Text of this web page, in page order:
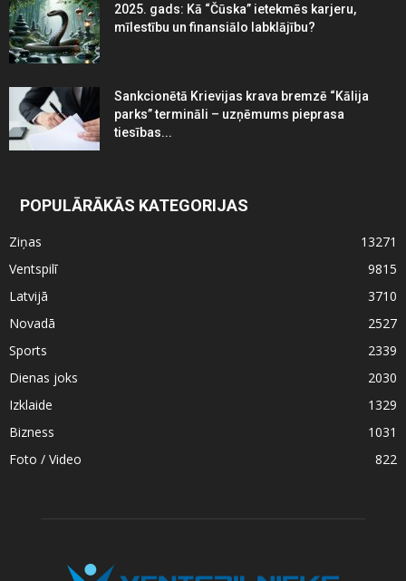
2025. gads: Kā “Čūska” ietekmēs karjeru,
mīlestību un finansiālo labklājību?
Sankcionētā Krievijas krava bremzē “Kālija
parks” termināli – uzņēmums pieprasa
tiesības...
POPULĀRĀKĀS KATEGORIJAS
Ziņas
13271
Ventspilī
9815
Latvijā
3710
Novadā
2527
Sports
2339
Dienas joks
2030
Izklaide
1329
Bizness
1031
Foto / Video
822